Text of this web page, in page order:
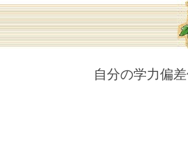
自分の学力偏